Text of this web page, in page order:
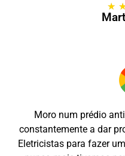
★
Moro num prédio
constantemente a dar
Eletricistas para fazer